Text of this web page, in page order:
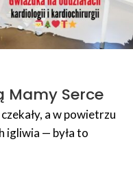
Mamy Serce
a w powietrzu
igliwia — była to